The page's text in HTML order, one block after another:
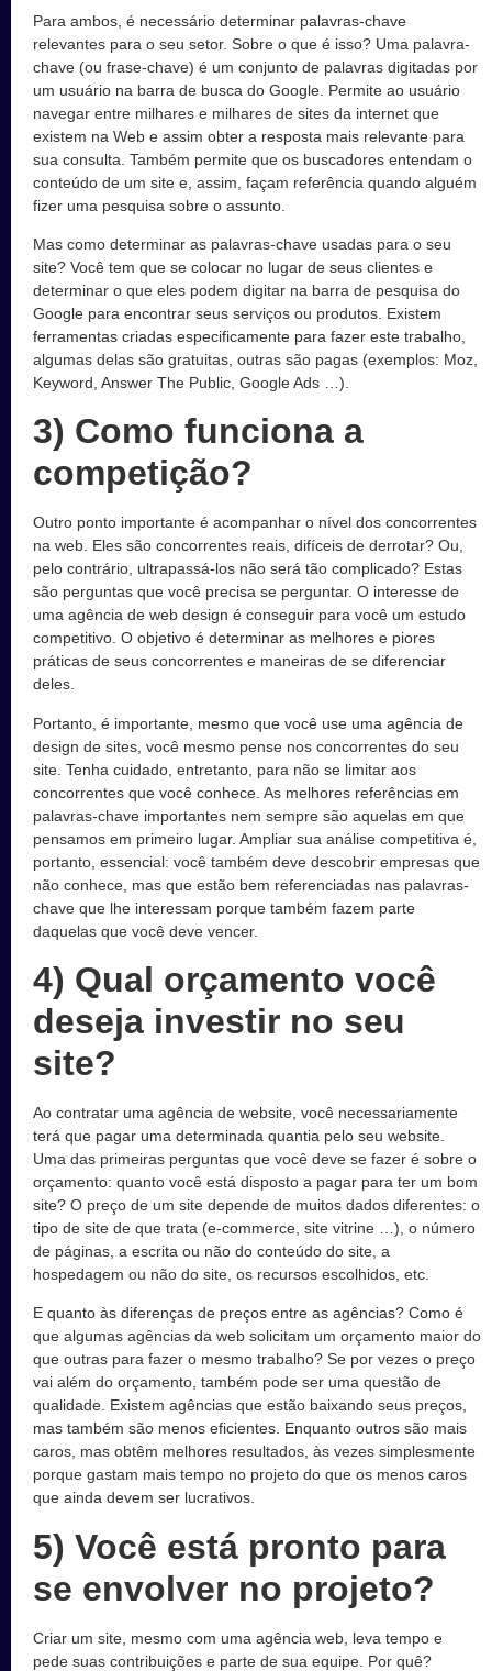
Para ambos, é necessário determinar palavras-chave
relevantes para o seu setor. Sobre o que é isso? Uma palavra-
chave (ou frase-chave) é um conjunto de palavras digitadas por
um usuário na barra de busca do Google. Permite ao usuário
navegar entre milhares e milhares de sites da internet que
existem na Web e assim obter a resposta mais relevante para
sua consulta. Também permite que os buscadores entendam o
conteúdo de um site e, assim, façam referência quando alguém
fizer uma pesquisa sobre o assunto.
Mas como determinar as palavras-chave usadas para o seu
site? Você tem que se colocar no lugar de seus clientes e
determinar o que eles podem digitar na barra de pesquisa do
Google para encontrar seus serviços ou produtos. Existem
ferramentas criadas especificamente para fazer este trabalho,
algumas delas são gratuitas, outras são pagas (exemplos: Moz,
Keyword, Answer The Public, Google Ads …).
3) Como funciona a
competição?
Outro ponto importante é acompanhar o nível dos concorrentes
na web. Eles são concorrentes reais, difíceis de derrotar? Ou,
pelo contrário, ultrapassá-los não será tão complicado? Estas
são perguntas que você precisa se perguntar. O interesse de
uma agência de web design é conseguir para você um estudo
competitivo. O objetivo é determinar as melhores e piores
práticas de seus concorrentes e maneiras de se diferenciar
deles.
Portanto, é importante, mesmo que você use uma agência de
design de sites, você mesmo pense nos concorrentes do seu
site. Tenha cuidado, entretanto, para não se limitar aos
concorrentes que você conhece. As melhores referências em
palavras-chave importantes nem sempre são aquelas em que
pensamos em primeiro lugar. Ampliar sua análise competitiva é,
portanto, essencial: você também deve descobrir empresas que
não conhece, mas que estão bem referenciadas nas palavras-
chave que lhe interessam porque também fazem parte
daquelas que você deve vencer.
4) Qual orçamento você
deseja investir no seu
site?
Ao contratar uma agência de website, você necessariamente
terá que pagar uma determinada quantia pelo seu website.
Uma das primeiras perguntas que você deve se fazer é sobre o
orçamento: quanto você está disposto a pagar para ter um bom
site? O preço de um site depende de muitos dados diferentes: o
tipo de site de que trata (e-commerce, site vitrine …), o número
de páginas, a escrita ou não do conteúdo do site, a
hospedagem ou não do site, os recursos escolhidos, etc.
E quanto às diferenças de preços entre as agências? Como é
que algumas agências da web solicitam um orçamento maior do
que outras para fazer o mesmo trabalho? Se por vezes o preço
vai além do orçamento, também pode ser uma questão de
qualidade. Existem agências que estão baixando seus preços,
mas também são menos eficientes. Enquanto outros são mais
caros, mas obtêm melhores resultados, às vezes simplesmente
porque gastam mais tempo no projeto do que os menos caros
que ainda devem ser lucrativos.
5) Você está pronto para
se envolver no projeto?
Criar um site, mesmo com uma agência web, leva tempo e
pede suas contribuições e parte de sua equipe. Por quê?